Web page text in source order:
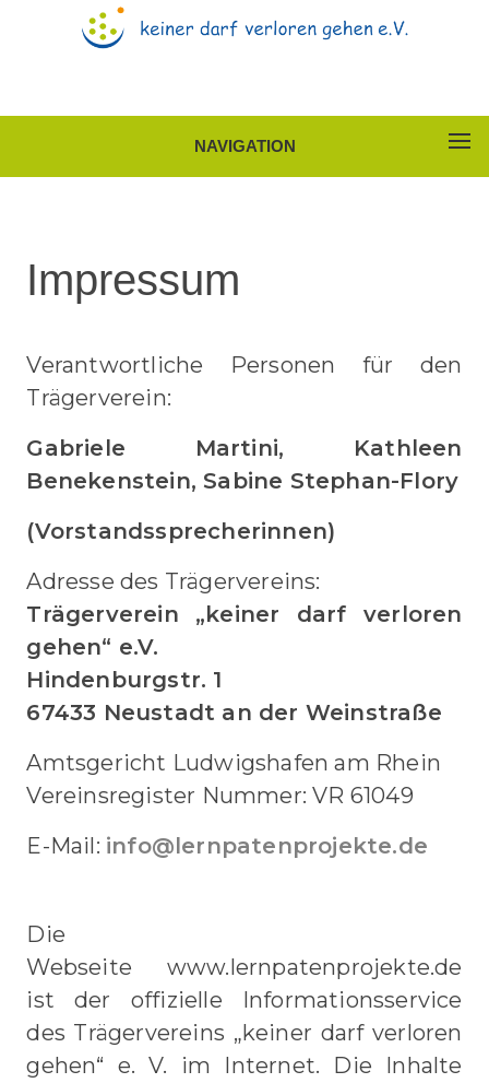
NAVIGATION
Impressum
Verantwortliche Personen für den
Trägerverein:
Gabriele Martini, Kathleen
Benekenstein, Sabine Stephan-Flory
(Vorstandssprecherinnen)
Adresse des Trägervereins:
Trägerverein „keiner darf verloren
gehen“ e.V.
Hindenburgstr. 1
67433 Neustadt an der Weinstraße
Amtsgericht Ludwigshafen am Rhein
Vereinsregister Nummer: VR 61049
E-Mail: info@lernpatenprojekte.de
Die
Webseite www.lernpatenprojekte.de
ist der offizielle Informationsservice
des Trägervereins „keiner darf verloren
gehen“ e. V. im Internet. Die Inhalte